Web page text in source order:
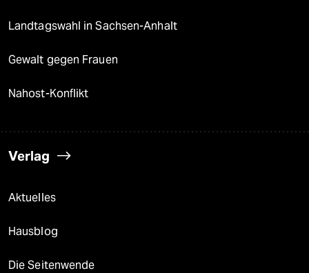
Landtagswahl in Sachsen-Anhalt
Gewalt gegen Frauen
Nahost-Konflikt
Verlag
Aktuelles
Hausblog
Die Seitenwende